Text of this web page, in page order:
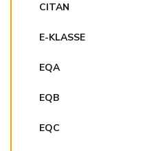
CITAN
E-KLASSE
EQA
EQB
EQC